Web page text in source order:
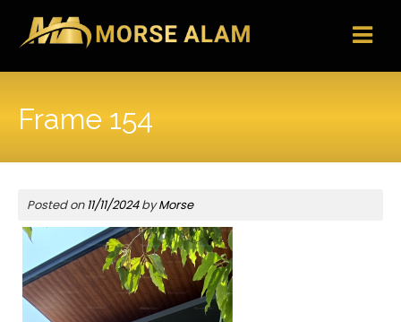
content
Frame 154
Posted on11/11/2024byMorse